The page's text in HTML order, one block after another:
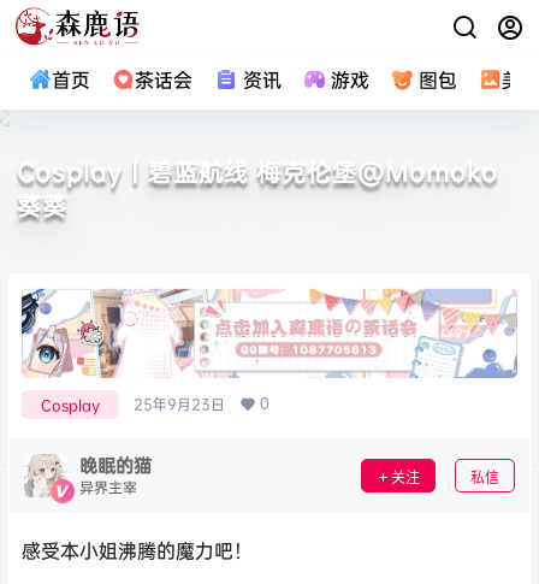
首页 茶话会 资讯 游戏 图包 美
Cosplay｜碧蓝航线 梅克伦堡@Momoko
葵葵
Cosplay 25年9月23日 0
晚眠的猫
异界主宰 关注 私信
感受本小姐沸腾的魔力吧！